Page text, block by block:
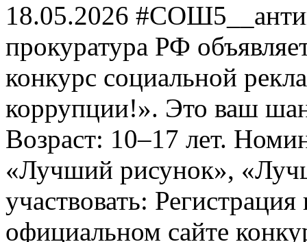
18.05.2026
прокуратура РФ
конкурс социальной
коррупции!». Это ваш
Возраст: 10–17 лет.
«Лучший рисунок»,
участвовать:
официальном сайте